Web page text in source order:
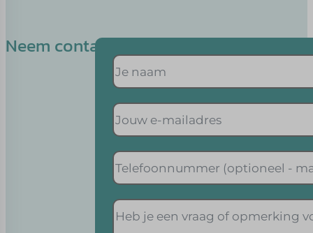
Neem contact op met Els